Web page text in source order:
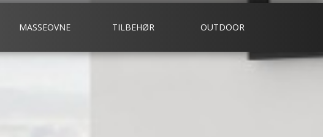
MASSEOVNE TILBEHØR OUTDOOR